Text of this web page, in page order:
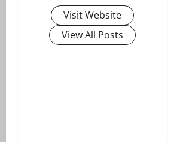
Visit Website
View All Posts